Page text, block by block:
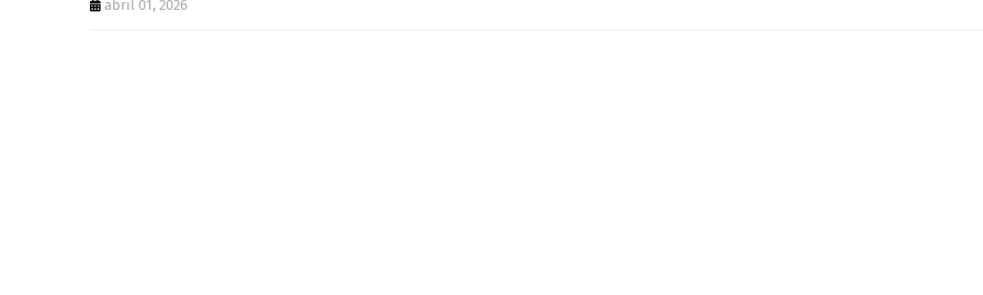
abril 01, 2026